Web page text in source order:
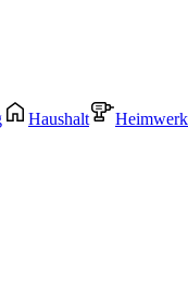
Haushalt